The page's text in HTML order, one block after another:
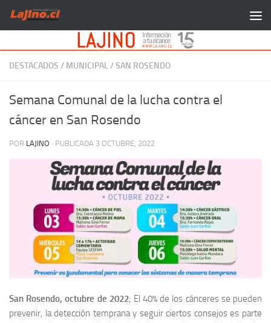
Saltar al contenido
DESTACADOS / MUNICIPAL/SAN ROSENDO
Semana Comunal de la lucha contra el
cáncer en San Rosendo
POR LAJINO · PUBLICADA 3 OCTUBRE, 2022
San Rosendo, octubre de 2022; El 40% de los cánceres se pueden
prevenir, la detección temprana y seguir ciertos consejos es parte